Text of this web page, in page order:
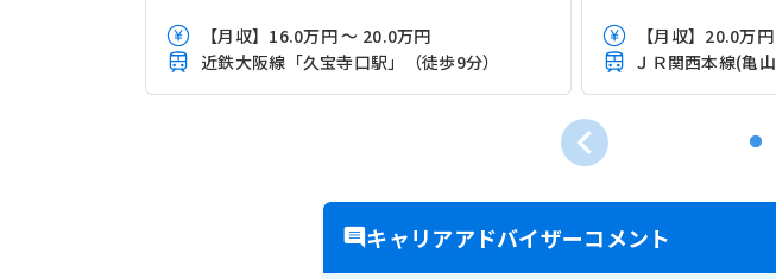
【月収】16.0万円 ～ 20.0万円
近鉄大阪線「久宝寺口駅」（徒歩9分）
【月収】20.0万
キャリアアドバイザーコメント